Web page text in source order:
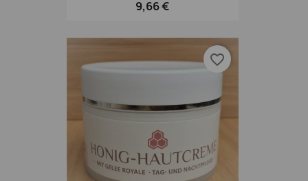
9,66 €
favorite_border